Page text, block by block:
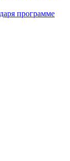
программе